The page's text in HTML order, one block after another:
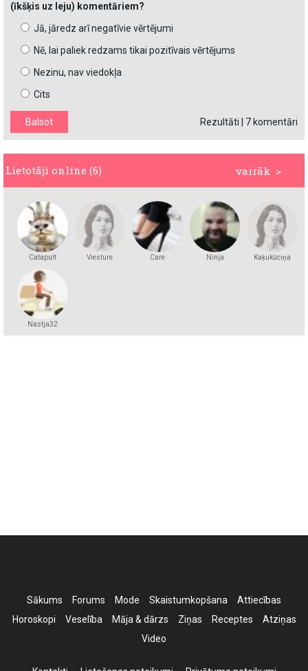
(īkšķis uz leju) komentāriem?
Jā, jāredz arī negatīvie vērtējumi
Nē, lai paliek redzams tikai pozitīvais vērtējums
Nezinu, nav viedokļa
Cits
Rezultāti 7 komentāri
vairāk >
Lietotāji online (6)
Catapult Viesture Care Ninja Kaķukūciņa
Nastja32
Sākums Forums Mode Skaistumkopšana
Attiecības
Horoskopi
Veselība Māja & dārzs Ziņas Receptes
Atziņas
Video